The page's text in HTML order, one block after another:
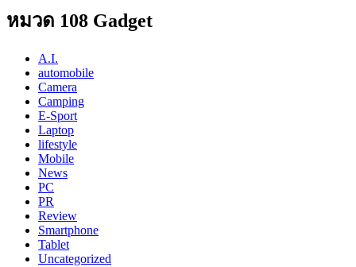
หมวด 108 Gadget
A.I.
automobile
Camera
Camping
E-Sport
Laptop
lifestyle
Mobile
News
PC
PR
Review
Smartphone
Tablet
Uncategorized